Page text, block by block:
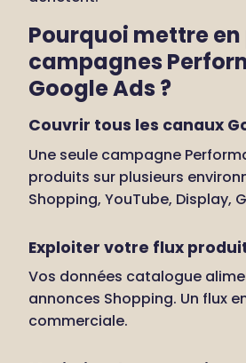
Pourquoi mettre en
campagnes
Google Ads ?
Couvrir tous les canaux
Une seule campagne
produits sur plusieurs
Shopping, YouTube, Display,
Exploiter votre flux
Vos données catalogue
annonces Shopping. Un flux
commerciale.